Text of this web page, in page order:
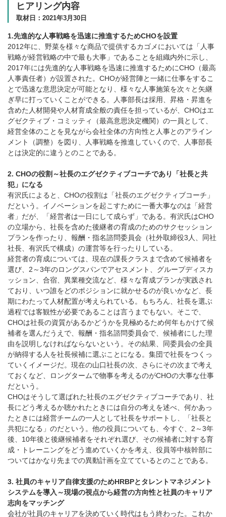
ヒアリング内容
取材日：2021年3月30日
1.先進的な人事戦略を迅速に推進するためCHOを設置
2012年に、野菜を様々な商品で提供するカゴメにおいては「人事
戦略が経営戦略の中で最も大事」であることを組織内外に示し、
2017年には先進的な人事戦略を迅速に推進するためにCHO（最高
人事責任者）が設置された。CHOが経営陣と一緒に仕事をするこ
とで迅速な意思決定が可能となり、様々な人事施策を次々と矢継
ぎ早に打っていくことができる。人事部長は採用、昇格・昇進を
含めた人材開発や人材育成全般の責任を担っているが、CHOはエ
グゼクティブ・コミッティ（最高意思決定機関）の一員として、
経営全体のことを見ながら会社全体の方向性と人事とのアライン
メント（調整）を図り、人事戦略を推進していくので、人事部長
とは決定的に違うとのことである。
2. CHOの役割～社長のエグゼクティブコーチであり「社長と共
犯」になる
有沢氏によると、CHOの役割は「社長のエグゼクティブコーチ」
だという。イノベーションを起こすために一番大事なのは「経営
者」だが、「経営者は一日にして成らず」である。有沢氏はCHO
の立場から、社長を含めた後継者の育成のためのサクセッション
プランを作ったり、報酬・指名諮問委員会（社外取締役3人、同社
社長、有沢氏で構成）の運営等を行ったりしている。
経営者の育成については、現在の課長クラスまで含めて候補者を
選び、2～3年のロングスパンでアセスメント、グループディスカ
ッション、合宿、異業種交流など、様々な育成プランが実践され
ており、いつ誰をどのポジションに就かせるのが良いかなど、長
期にわたって人材配置が考えられている。もちろん、社長を選ぶ
過程では客観性が必要であることは言うまでもない。そこで、
CHOは社長の資質があるかどうかを見極めるため何年もかけて候
補者を選んだうえで、報酬・指名諮問委員会で、候補者にした理
由を説明しなければならないという。その結果、同委員会の全員
が納得する人を社長候補に選ぶことになる。集団で社長をつくっ
ていくイメージだ。現在の山口社長の次、さらにその次まで考え
ておくなど、ロングタームで物事を考えるのがCHOの大事な仕事
だという。
CHOはそうして選ばれた社長のエグゼクティブコーチであり、社
長にどう考えるか聴かれたときには自分の考えを述べ、何かあっ
たときには経営チームの一人として社長をサポートし、「社長と
共犯になる」のだという。他の役員についても、今すぐ、2～3年
後、10年後と後継候補者をそれぞれ選び、その候補者に対する育
成・トレーニングをどう進めていくかを考え、役員等中核幹部に
ついてはかなり先までの異動計画を立てているとのことである。
3. 社員のキャリア自律支援のためHRBPとタレントマネジメント
システムを導入～現場の視点から経営の方向性と社員のキャリア
志向をマッチング
会社が社員のキャリアを決めていく時代はもう終わった。これか